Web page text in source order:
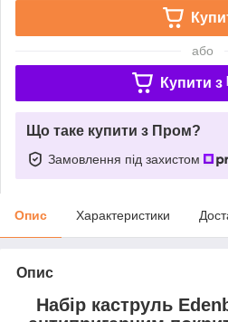
або
Купити з
Що таке купити з Пром?
Замовлення під захистом
Опис Характеристики
Опис
Набір каструль